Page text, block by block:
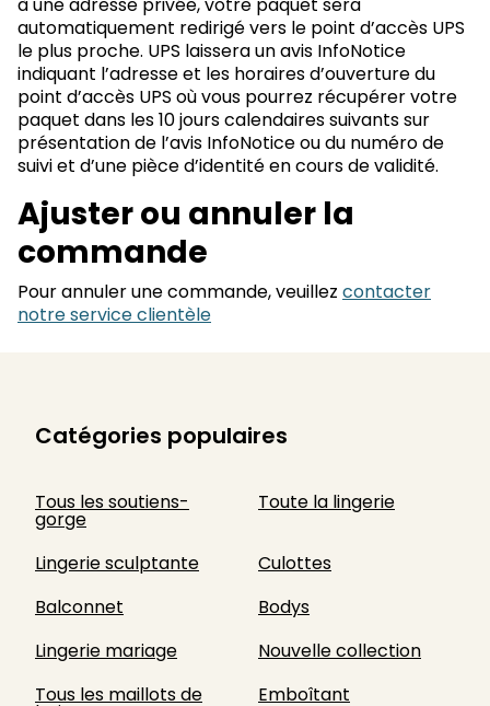
automatiquement redirigé vers le point d’accès UPS
le plus proche. UPS laissera un avis InfoNotice
indiquant l’adresse et les horaires d’ouverture du
point d’accès UPS où vous pourrez récupérer votre
paquet dans les 10 jours calendaires suivants sur
présentation de l’avis InfoNotice ou du numéro de
suivi et d’une pièce d’identité en cours de validité.
Ajuster ou annuler la
commande
Pour annuler une commande, veuillez contacter
notre service clientèle
Catégories populaires
Tous les soutiens-
gorge
Toute la lingerie
Lingerie sculptante
Culottes
Balconnet
Bodys
Lingerie mariage
Nouvelle collection
Tous les maillots de
Emboîtant